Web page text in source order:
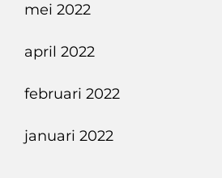
mei 2022
april 2022
februari 2022
januari 2022